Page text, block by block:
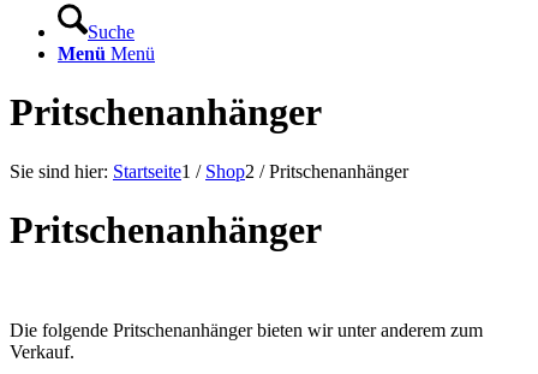
Suche
Menü Menü
Pritschenanhänger
Sie sind hier: Startseite1 / Shop2 / Pritschenanhänger
Pritschenanhänger
Die folgende Pritschenanhänger bieten wir unter anderem zum
Verkauf.